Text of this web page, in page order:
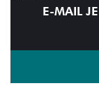
E-MAIL